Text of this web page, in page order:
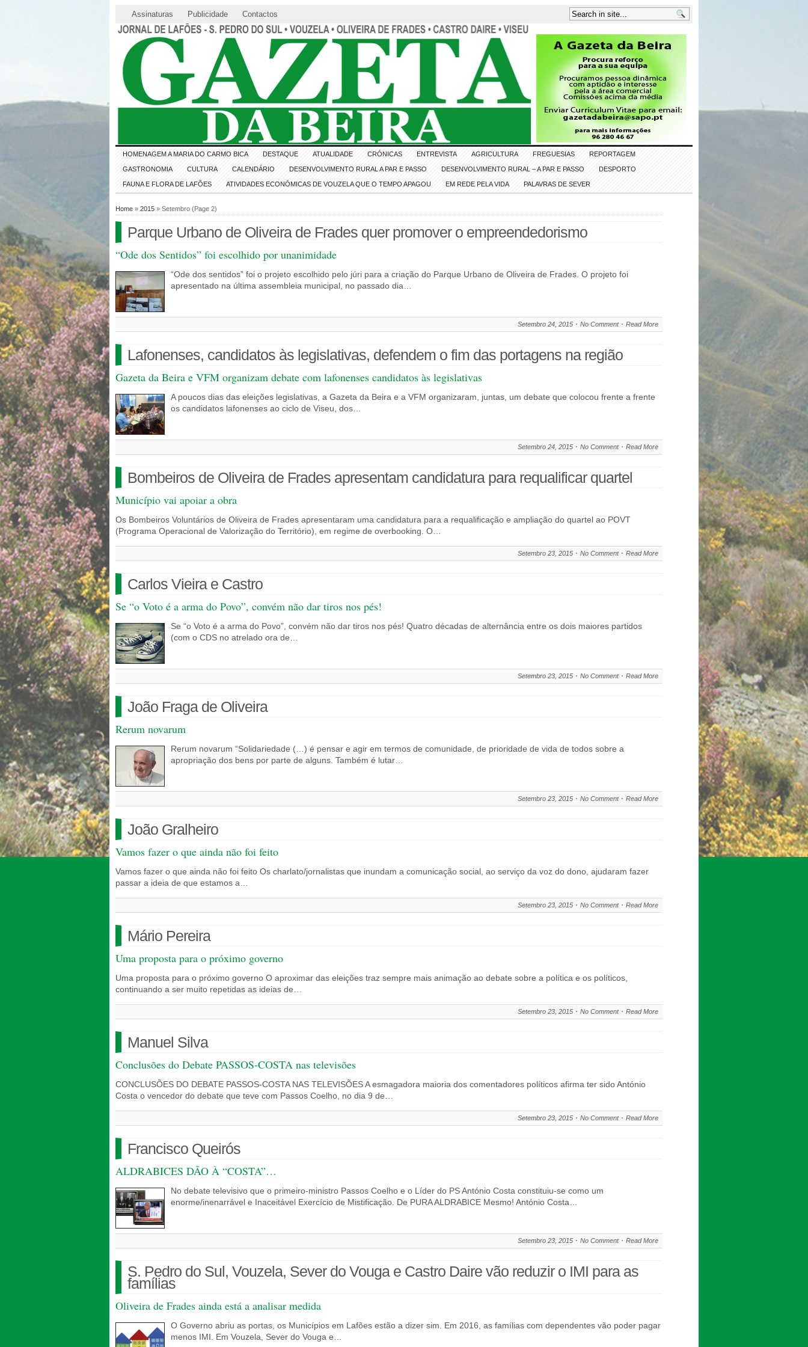
Assinaturas Publicidade Contactos
HOMENAGEM A MARIA DO CARMO BICA DESTAQUE ATUALIDADE CRÓNICAS ENTREVISTA AGRICULTURA FREGUESIAS REPORTAGEM
GASTRONOMIA CULTURA CALENDÁRIO DESENVOLVIMENTO RURAL A PAR E PASSO DESENVOLVIMENTO RURAL – A PAR E PASSO DESPORTO
FAUNA E FLORA DE LAFÕES ATIVIDADES ECONÓMICAS DE VOUZELA QUE O TEMPO APAGOU EM REDE PELA VIDA PALAVRAS DE SEVER
Home » 2015 » Setembro (Page 2)
Parque Urbano de Oliveira de Frades quer promover o empreendedorismo
“Ode dos Sentidos” foi escolhido por unanimidade
“Ode dos sentidos” foi o projeto escolhido pelo júri para a criação do Parque Urbano de Oliveira de Frades. O projeto foi
apresentado na última assembleia municipal, no passado dia…
Setembro 24, 2015 No Comment Read More
Lafonenses, candidatos às legislativas, defendem o fim das portagens na região
Gazeta da Beira e VFM organizam debate com lafonenses candidatos às legislativas
A poucos dias das eleições legislativas, a Gazeta da Beira e a VFM organizaram, juntas, um debate que colocou frente a frente
os candidatos lafonenses ao ciclo de Viseu, dos…
Setembro 24, 2015 No Comment Read More
Bombeiros de Oliveira de Frades apresentam candidatura para requalificar quartel
Município vai apoiar a obra
Os Bombeiros Voluntários de Oliveira de Frades apresentaram uma candidatura para a requalificação e ampliação do quartel ao POVT
(Programa Operacional de Valorização do Território), em regime de overbooking. O…
Setembro 23, 2015 No Comment Read More
Carlos Vieira e Castro
Se “o Voto é a arma do Povo”, convém não dar tiros nos pés!
Se “o Voto é a arma do Povo”, convém não dar tiros nos pés! Quatro décadas de alternância entre os dois maiores partidos
(com o CDS no atrelado ora de…
Setembro 23, 2015 No Comment Read More
João Fraga de Oliveira
Rerum novarum
Rerum novarum “Solidariedade (…) é pensar e agir em termos de comunidade, de prioridade de vida de todos sobre a
apropriação dos bens por parte de alguns. Também é lutar…
Setembro 23, 2015 No Comment Read More
João Gralheiro
Vamos fazer o que ainda não foi feito
Vamos fazer o que ainda não foi feito Os charlato/jornalistas que inundam a comunicação social, ao serviço da voz do dono, ajudaram fazer
passar a ideia de que estamos a…
Setembro 23, 2015 No Comment Read More
Mário Pereira
Uma proposta para o próximo governo
Uma proposta para o próximo governo O aproximar das eleições traz sempre mais animação ao debate sobre a política e os políticos,
continuando a ser muito repetidas as ideias de…
Setembro 23, 2015 No Comment Read More
Manuel Silva
Conclusões do Debate PASSOS-COSTA nas televisões
CONCLUSÕES DO DEBATE PASSOS-COSTA NAS TELEVISÕES A esmagadora maioria dos comentadores políticos afirma ter sido António
Costa o vencedor do debate que teve com Passos Coelho, no dia 9 de…
Setembro 23, 2015 No Comment Read More
Francisco Queirós
ALDRABICES DÃO À “COSTA”…
No debate televisivo que o primeiro-ministro Passos Coelho e o Líder do PS António Costa constituiu-se como um
enorme/inenarrável e Inaceitável Exercício de Mistificação. De PURA ALDRABICE Mesmo! António Costa…
Setembro 23, 2015 No Comment Read More
S. Pedro do Sul, Vouzela, Sever do Vouga e Castro Daire vão reduzir o IMI para as
famílias
Oliveira de Frades ainda está a analisar medida
O Governo abriu as portas, os Municípios em Lafões estão a dizer sim. Em 2016, as famílias com dependentes vão poder pagar
menos IMI. Em Vouzela, Sever do Vouga e…